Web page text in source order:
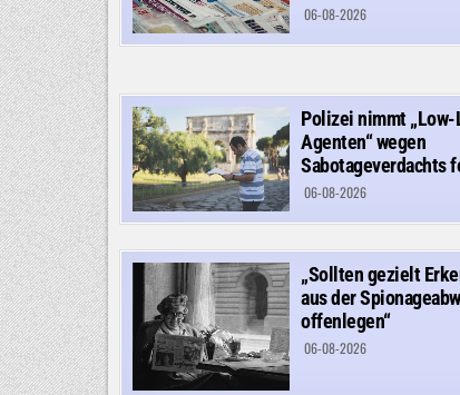
06-08-2026
Polizei nimmt
Agenten“ wegen
Sabotageverdachts
06-08-2026
„Sollten gezielt
aus der
offenlegen“
06-08-2026